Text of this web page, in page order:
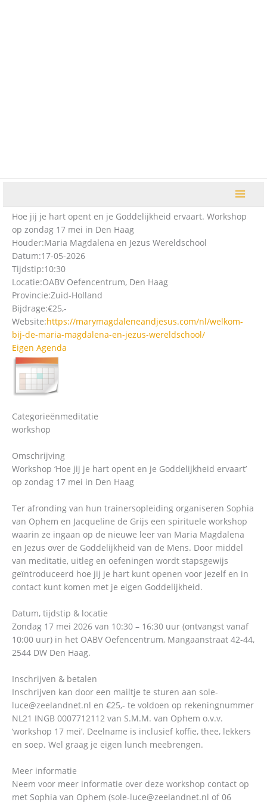
Hoe jij je hart opent en je Goddelijkheid ervaart. Workshop
op zondag 17 mei in Den Haag
Houder:Maria Magdalena en Jezus Wereldschool
Datum:17-05-2026
Tijdstip:10:30
Locatie:OABV Oefencentrum, Den Haag
Provincie:Zuid-Holland
Bijdrage:€25,-
Website:https://marymagdaleneandjesus.com/nl/welkom-
bij-de-maria-magdalena-en-jezus-wereldschool/
Eigen Agenda
Categorieënmeditatie
workshop
Omschrijving
Workshop ‘Hoe jij je hart opent en je Goddelijkheid ervaart’
op zondag 17 mei in Den Haag
Ter afronding van hun trainersopleiding organiseren Sophia
van Ophem en Jacqueline de Grijs een spirituele workshop
waarin ze ingaan op de nieuwe leer van Maria Magdalena
en Jezus over de Goddelijkheid van de Mens. Door middel
van meditatie, uitleg en oefeningen wordt stapsgewijs
geïntroduceerd hoe jij je hart kunt openen voor jezelf en in
contact kunt komen met je eigen Goddelijkheid.
Datum, tijdstip & locatie
Zondag 17 mei 2026 van 10:30 – 16:30 uur (ontvangst vanaf
10:00 uur) in het OABV Oefencentrum, Mangaanstraat 42-44,
2544 DW Den Haag.
Inschrijven & betalen
Inschrijven kan door een mailtje te sturen aan sole-
luce@zeelandnet.nl en €25,- te voldoen op rekeningnummer
NL21 INGB 0007712112 van S.M.M. van Ophem o.v.v.
‘workshop 17 mei’. Deelname is inclusief koffie, thee, lekkers
en soep. Wel graag je eigen lunch meebrengen.
Meer informatie
Neem voor meer informatie over deze workshop contact op
met Sophia van Ophem (sole-luce@zeelandnet.nl of 06